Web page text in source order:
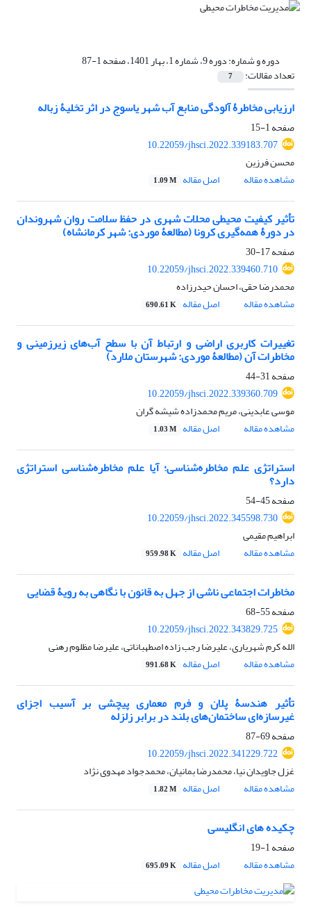
دوره و شماره:دوره 9، شماره 1، بهار 1401، صفحه 1-87
تعداد مقالات: 7
ارزیابی مخاطرۀ آلودگی منابع آب شهر یاسوج در اثر تخلیۀ زباله
صفحه1-15
10.22059/jhsci.2022.339183.707
محسن فرزین
مشاهده مقاله
اصل مقاله 1.09 M
تأثیر کیفیت محیطی محلات شهری در حفظ سلامت روان شهروندان
در دورۀ همه‌گیری کرونا (مطالعۀ موردی: شهر کرمانشاه)
صفحه17-30
10.22059/jhsci.2022.339460.710
محمدرضا حقی، احسان حیدرزاده
مشاهده مقاله
اصل مقاله 690.61 K
تغییرات کاربری اراضی و ارتباط آن با سطح آب‌های زیرزمینی و
مخاطرات آن (مطالعۀ موردی: شهرستان ملارد)
صفحه31-44
10.22059/jhsci.2022.339360.709
موسی عابدینی، مریم محمدزاده شیشه گران
مشاهده مقاله
اصل مقاله 1.03 M
استراتژی علم مخاطره‌شناسی؛ آیا علم مخاطره‌شناسی استراتژی
دارد؟
صفحه45-54
10.22059/jhsci.2022.345598.730
ابراهیم مقیمی
مشاهده مقاله
اصل مقاله 959.98 K
مخاطرات اجتماعی ناشی از جهل به قانون با نگاهی به رویۀ قضایی
صفحه55-68
10.22059/jhsci.2022.343829.725
الله کرم شهریاری، علیرضا رجب زاده اصطهباناتی، علیرضا مظلوم رهنی
مشاهده مقاله
اصل مقاله 991.68 K
تأثیر هندسۀ پلان و فرم معماری پیچشی بر آسیب اجزای
غیرسازه‌ای ساختمان‌های بلند در برابر زلزله
صفحه69-87
10.22059/jhsci.2022.341229.722
غزل جاویدان نیا، محمدرضا بمانیان، محمدجواد مهدوی نژاد
مشاهده مقاله
اصل مقاله 1.82 M
چکیده های انگلیسی
صفحه1-19
مشاهده مقاله
اصل مقاله 695.09 K